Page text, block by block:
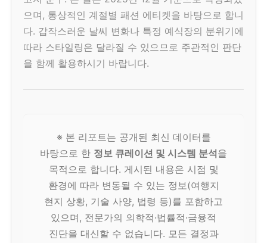
으며, 통상적인 계절별 패션 에티켓을 바탕으로 합니
다. 갑작스러운 날씨 변화나 특정 예식장의 분위기에
따라 스타일링은 달라질 수 있으므로 주관적인 판단
을 함께 활용하시기 바랍니다.
※ 본 리포트는 공개된 최신 데이터를
바탕으로 한 정보 큐레이션 및 시스템 분석을
목적으로 합니다. 게시된 내용은 시점 및
환경에 따라 변동될 수 있는 정보(여행지
현지 상황, 기술 사양, 법령 등)를 포함하고
있으며, 전문가의 의학적·법률적·금융적
진단을 대신할 수 없습니다. 모든 결정과